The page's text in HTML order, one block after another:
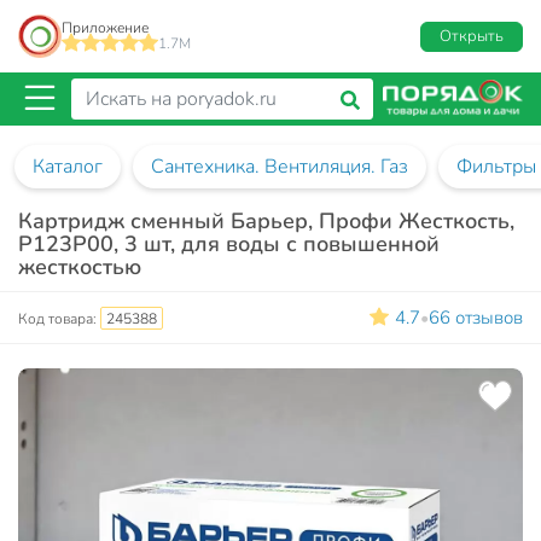
Приложение
1.7M
Открыть
Каталог Сантехника. Вентиляция. Газ
Картридж сменный Барьер, Профи Жесткость,
Р123Р00, 3 шт, для воды с повышенной
жесткостью
Код товара: 245388 4.7•66 отзывов